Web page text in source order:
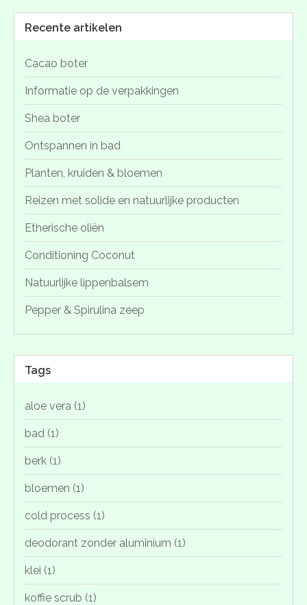
Recente artikelen
Cacao boter
Informatie op de verpakkingen
Shea boter
Ontspannen in bad
Planten, kruiden & bloemen
Reizen met solide en natuurlijke producten
Etherische oliën
Conditioning Coconut
Natuurlijke lippenbalsem
Pepper & Spirulina zeep
Tags
aloe vera (1)
bad (1)
berk (1)
bloemen (1)
cold process (1)
deodorant zonder aluminium (1)
klei (1)
koffie scrub (1)